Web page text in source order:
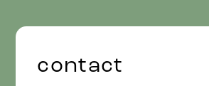
contact